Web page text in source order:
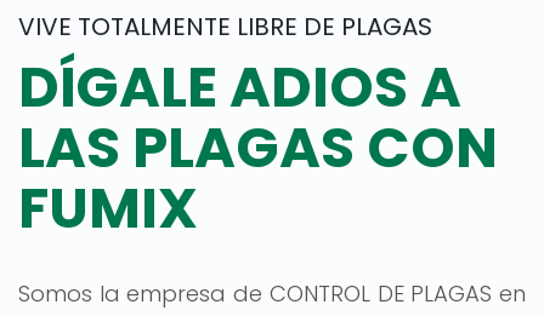
VIVE TOTALMENTE LIBRE DE PLAGAS
DÍGALE ADIOS A
LAS PLAGAS CON
FUMIX
Somos la empresa de CONTROL DE PLAGAS en